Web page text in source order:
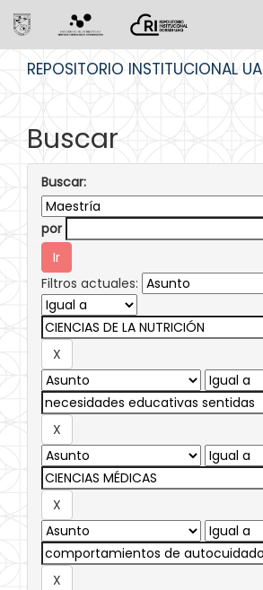
REPOSITORIO INSTITUCIONAL
Buscar
Buscar:
por
Filtros actuales: